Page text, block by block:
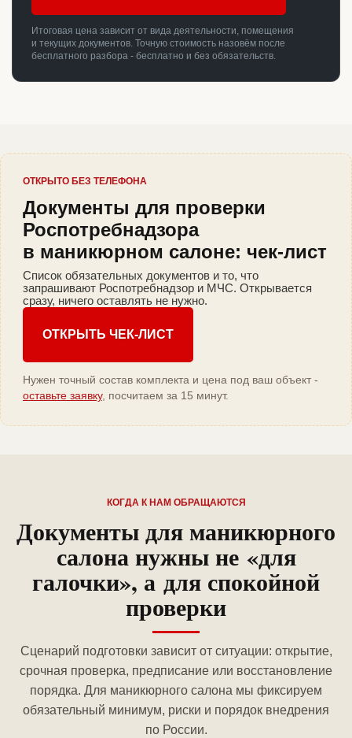
Итоговая цена зависит от вида деятельности, помещения
и текущих документов. Точную стоимость назовём после
бесплатного разбора - бесплатно и без обязательств.
ОТКРЫТО БЕЗ ТЕЛЕФОНА
Документы для проверки
Роспотребнадзора
в маникюрном салоне: чек-лист
Список обязательных документов и то, что
запрашивают Роспотребнадзор и МЧС. Открывается
сразу, ничего оставлять не нужно.
ОТКРЫТЬ ЧЕК-ЛИСТ
Нужен точный состав комплекта и цена под ваш объект -
оставьте заявку, посчитаем за 15 минут.
КОГДА К НАМ ОБРАЩАЮТСЯ
Документы для маникюрного
салона нужны не «для
галочки», а для спокойной
проверки
Сценарий подготовки зависит от ситуации: открытие,
срочная проверка, предписание или восстановление
порядка. Для маникюрного салона мы фиксируем
обязательный минимум, риски и порядок внедрения
по России.